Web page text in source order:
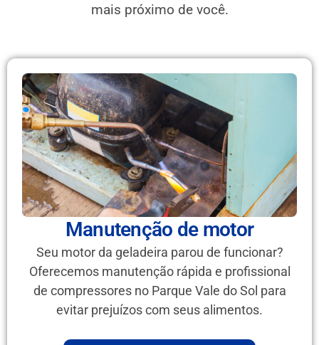
mais próximo de você.
Manutenção de motor
Seu motor da geladeira parou de funcionar?
Oferecemos manutenção rápida e profissional
de compressores no Parque Vale do Sol para
evitar prejuízos com seus alimentos.